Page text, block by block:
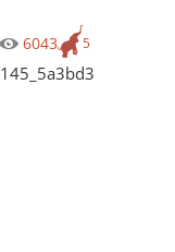
5
6043